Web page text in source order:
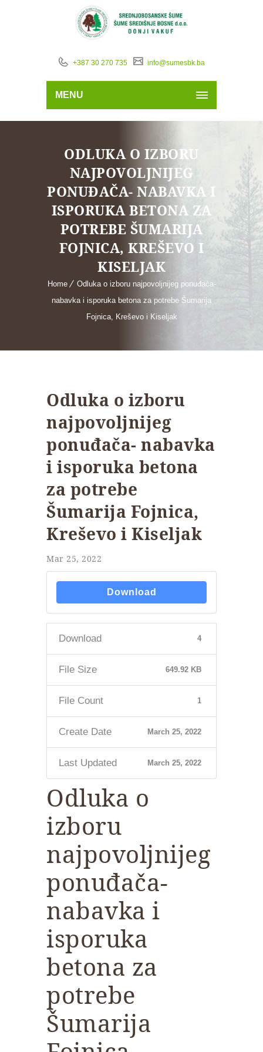
+387 30 270 735 info@sumesbk.ba
MENU
ODLUKA O IZBORU
NAJPOVOLJNIJEG
PONUĐAČA- NABAVKA I
ISPORUKA BETONA ZA
POTREBE ŠUMARIJA
FOJNICA, KREŠEVO I
KISELJAK
Home
Odluka o izboru najpovoljnijeg ponuđača-
nabavka i isporuka betona za potrebe Šumarija
Fojnica, Kreševo i Kiseljak
Odluka o izboru
najpovoljnijeg
ponuđača- nabavka
i isporuka betona
za potrebe
Šumarija Fojnica,
Kreševo i Kiseljak
Mar 25, 2022
Download
Download 4
File Size 649.92 KB
File Count 1
Create Date March 25, 2022
Last Updated March 25, 2022
Odluka o
izboru
najpovoljnijeg
ponuđača-
nabavka i
isporuka
betona za
potrebe
Šumarija